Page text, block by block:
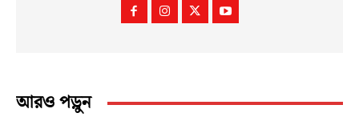
আরও পড়ুন